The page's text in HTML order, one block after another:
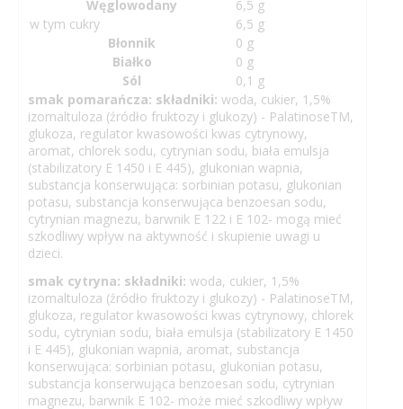
Węglowodany
6,5 g
w tym cukry
6,5 g
Błonnik
0 g
Białko
0 g
Sól
0,1 g
smak pomarańcza: składniki: woda, cukier, 1,5%
izomaltuloza (źródło fruktozy i glukozy) - PalatinoseTM,
glukoza, regulator kwasowości kwas cytrynowy,
aromat, chlorek sodu, cytrynian sodu, biała emulsja
(stabilizatory E 1450 i E 445), glukonian wapnia,
substancja konserwująca: sorbinian potasu, glukonian
potasu, substancja konserwująca benzoesan sodu,
cytrynian magnezu, barwnik E 122 i E 102- mogą mieć
szkodliwy wpływ na aktywność i skupienie uwagi u
dzieci.
smak cytryna: składniki: woda, cukier, 1,5%
izomaltuloza (źródło fruktozy i glukozy) - PalatinoseTM,
glukoza, regulator kwasowości kwas cytrynowy, chlorek
sodu, cytrynian sodu, biała emulsja (stabilizatory E 1450
i E 445), glukonian wapnia, aromat, substancja
konserwująca: sorbinian potasu, glukonian potasu,
substancja konserwująca benzoesan sodu, cytrynian
magnezu, barwnik E 102- może mieć szkodliwy wpływ